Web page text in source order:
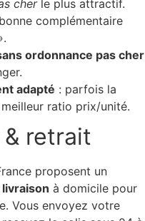
cherle plus attractif.
complémentaire
ordonnance pas cher
adapté : parfois la
ratio prix/unité.
retrait
proposent un
livraison à domicile pour
Vous envoyez votre